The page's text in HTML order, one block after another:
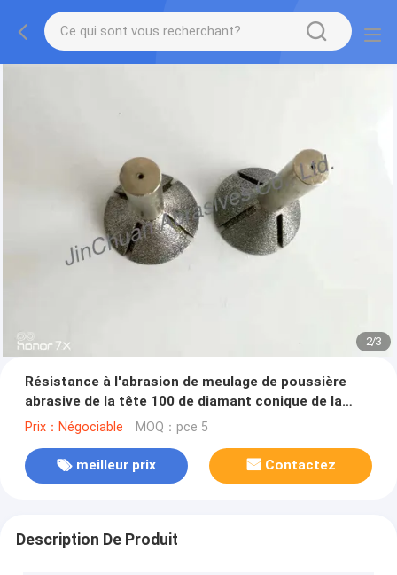
2/3
Résistance à l'abrasion de meulage de poussière
abrasive de la tête 100 de diamant conique de la
longueur 35mm Width15mm
Prix：Négociable MOQ：pce 5
meilleur prix Contactez
Description De Produit